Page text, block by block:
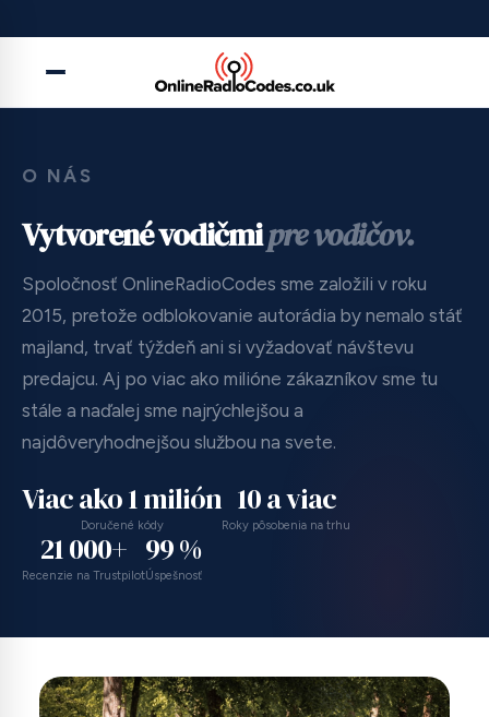
O NÁS
Vytvorené vodičmipre vodičov.
Spoločnosť OnlineRadioCodes sme založili v roku
2015, pretože odblokovanie autorádia by nemalo stáť
majland, trvať týždeň ani si vyžadovať návštevu
predajcu. Aj po viac ako milióne zákazníkov sme tu
stále a naďalej sme najrýchlejšou a
najdôveryhodnejšou službou na svete.
Viac ako 1 milión
Doručené kódy
10 a viac
Roky pôsobenia na trhu
21 000+
Recenzie na Trustpilot
99 %
Úspešnosť